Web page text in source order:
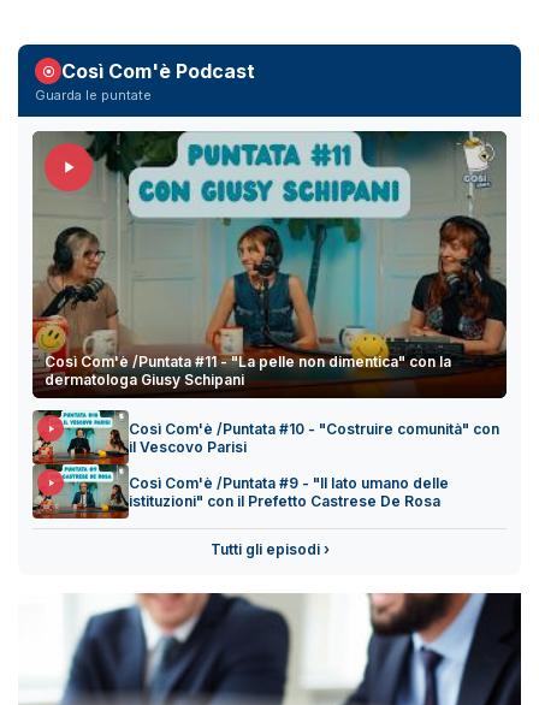
Così Com'è Podcast
Guarda le puntate
Così Com'è /Puntata #11 - "La pelle non dimentica" con la
dermatologa Giusy Schipani
Così Com'è /Puntata #10 - "Costruire comunità" con
il Vescovo Parisi
Così Com'è /Puntata #9 - "Il lato umano delle
istituzioni" con il Prefetto Castrese De Rosa
Tutti gli episodi ›